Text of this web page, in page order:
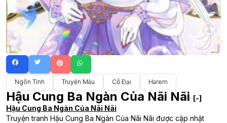
Ngôn Tình Truyện Màu Cổ Đại Harem
Hậu Cung Ba Ngàn Của Nãi Nãi [-]
Hậu Cung Ba Ngàn Của Nãi Nãi
Truyện tranh Hậu Cung Ba Ngàn Của Nãi Nãi được cập nhật